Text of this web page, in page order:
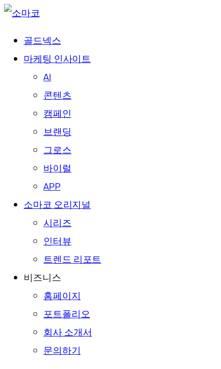
골드넥스
마케팅 인사이트
AI
콘텐츠
캠페인
브랜딩
그로스
바이럴
APP
소마코 오리지널
시리즈
인터뷰
트렌드 리포트
비즈니스
홈페이지
포트폴리오
회사 소개서
문의하기